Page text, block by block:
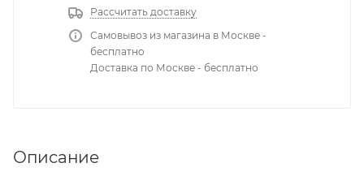
Рассчитать доставку
Самовывоз из магазина в Москве -
бесплатно
Доставка по Москве - бесплатно
Описание